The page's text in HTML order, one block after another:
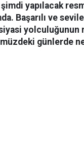
yapılacak
Başarılı ve
yolculuğunun
günlerde